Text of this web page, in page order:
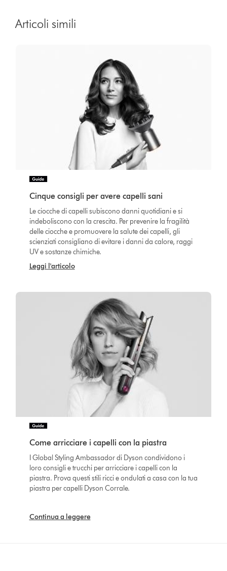
Articoli simili
Cinque consigli per avere capelli sani
Le ciocche di capelli subiscono danni quotidiani e si
indeboliscono con la crescita. Per prevenire la fragilità
delle ciocche e promuovere la salute dei capelli, gli
scienziati consigliano di evitare i danni da calore, raggi
UV e sostanze chimiche.
Leggi l'articolo
Come arricciare i capelli con la piastra
I Global Styling Ambassador di Dyson condividono i
loro consigli e trucchi per arricciare i capelli con la
piastra. Prova questi stili ricci e ondulati a casa con la tua
piastra per capelli Dyson Corrale.
Continua a leggere